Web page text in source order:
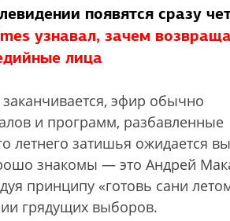
появятся сразу
узнавал, зачем
лица
эфир обычно
и программ, разбавленные
летнего затишья ожидается
знакомы — это Андрей
принципу «готовь сани
грядущих выборов.